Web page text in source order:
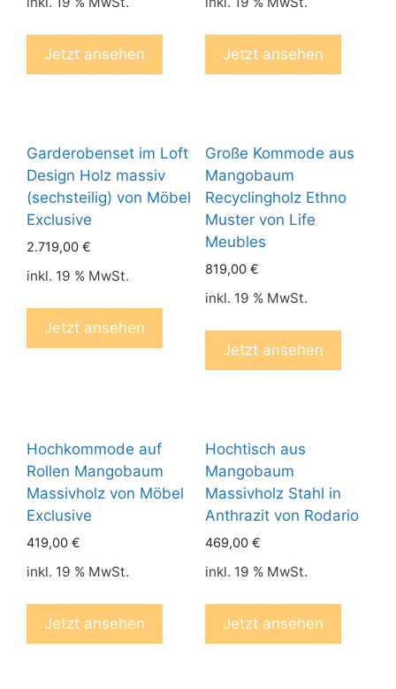
Jetzt ansehen Jetzt ansehen
Garderobenset im Loft
Design Holz massiv
(sechsteilig) von Möbel
Exclusive
2.719,00 €
inkl. 19 % MwSt.
Jetzt ansehen
Große Kommode aus
Mangobaum
Recyclingholz Ethno
Muster von Life
Meubles
819,00 €
inkl. 19 % MwSt.
Jetzt ansehen
Hochkommode auf
Rollen Mangobaum
Massivholz von Möbel
Exclusive
419,00 €
inkl. 19 % MwSt.
Jetzt ansehen
Hochtisch aus
Mangobaum
Massivholz Stahl in
Anthrazit von Rodario
469,00 €
inkl. 19 % MwSt.
Jetzt ansehen